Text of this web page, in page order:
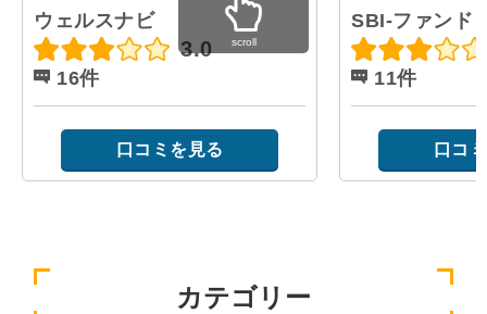
ウェルスナビ
3.0
16件
口コミを見る
SBI-ファンド
11件
口コ
scroll
カテゴリー